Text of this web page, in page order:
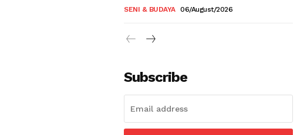
SENI & BUDAYA 06/August/2026
Subscribe